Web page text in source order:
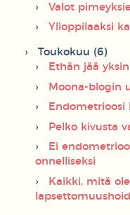
Valot
Ylioppilaaksi
Toukokuu (6)
Ethän jää yksin
Moona-blogin
Pelko kivusta
Ei
onnelliseksi
Kaikki, mitä